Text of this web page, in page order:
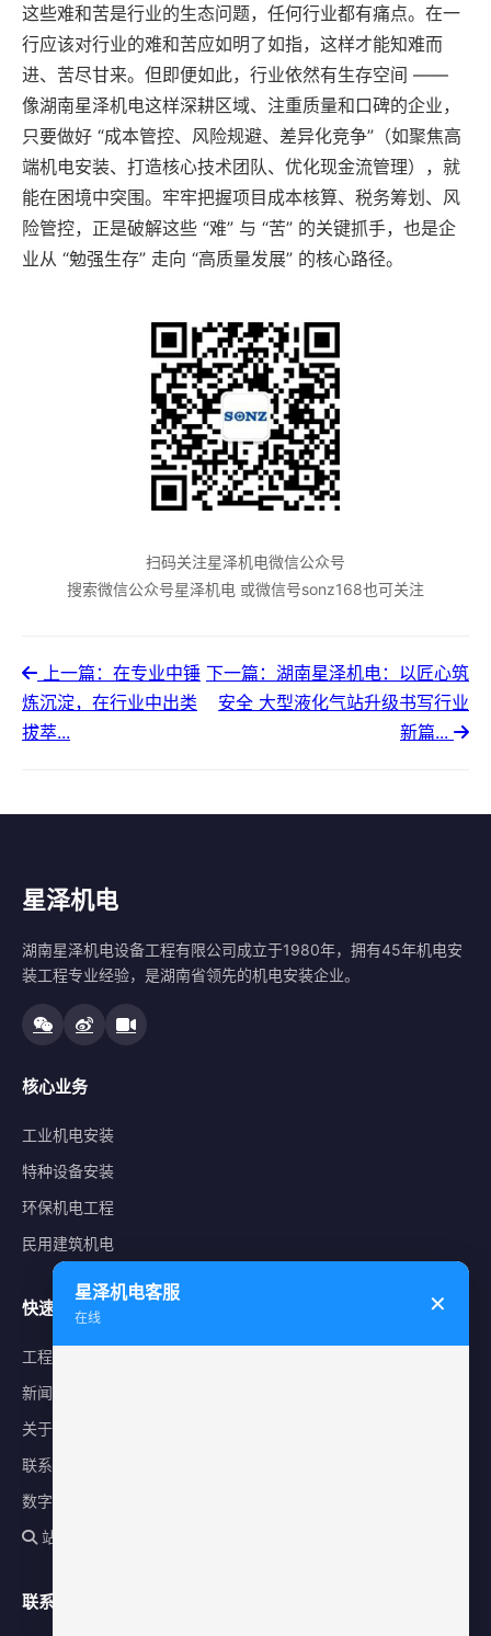
这些难和苦是行业的生态问题，任何行业都有痛点。在一
行应该对行业的难和苦应如明了如指，这样才能知难而
进、苦尽甘来。但即便如此，行业依然有生存空间 ——
像湖南星泽机电这样深耕区域、注重质量和口碑的企业，
只要做好 “成本管控、风险规避、差异化竞争”（如聚焦高
端机电安装、打造核心技术团队、优化现金流管理），就
能在困境中突围。牢牢把握项目成本核算、税务筹划、风
险管控，正是破解这些 “难” 与 “苦” 的关键抓手，也是企
业从 “勉强生存” 走向 “高质量发展” 的核心路径。
扫码关注星泽机电微信公众号
搜索微信公众号星泽机电 或微信号sonz168也可关注
上一篇：在专业中锤
炼沉淀，在行业中出类
拔萃...
下一篇：湖南星泽机电：以匠心筑
安全 大型液化气站升级书写行业
新篇...
星泽机电
湖南星泽机电设备工程有限公司成立于1980年，拥有45年机电安
装工程专业经验，是湖南省领先的机电安装企业。
核心业务
工业机电安装
特种设备安装
环保机电工程
民用建筑机电
快速导航
工程案例
新闻中心
关于星泽
联系我们
数字化平台
站内搜索
联系方式
星泽机电客服
在线
✕